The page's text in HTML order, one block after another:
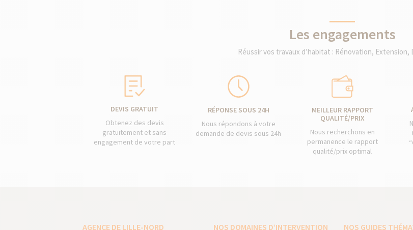
Les engagements
Réussir vos travaux d’habitat : Rénovation, Extension,
DEVIS GRATUIT
Obtenez des devis
gratuitement et sans
engagement de votre part
RÉPONSE SOUS 24H
Nous répondons à votre
demande de devis sous 24h
MEILLEUR RAPPORT
QUALITÉ/PRIX
Nous recherchons en
permanence le rapport
qualité/prix optimal
AGENCE DE LILLE-NORD NOS DOMAINES D’INTERVENTION NOS GUIDES